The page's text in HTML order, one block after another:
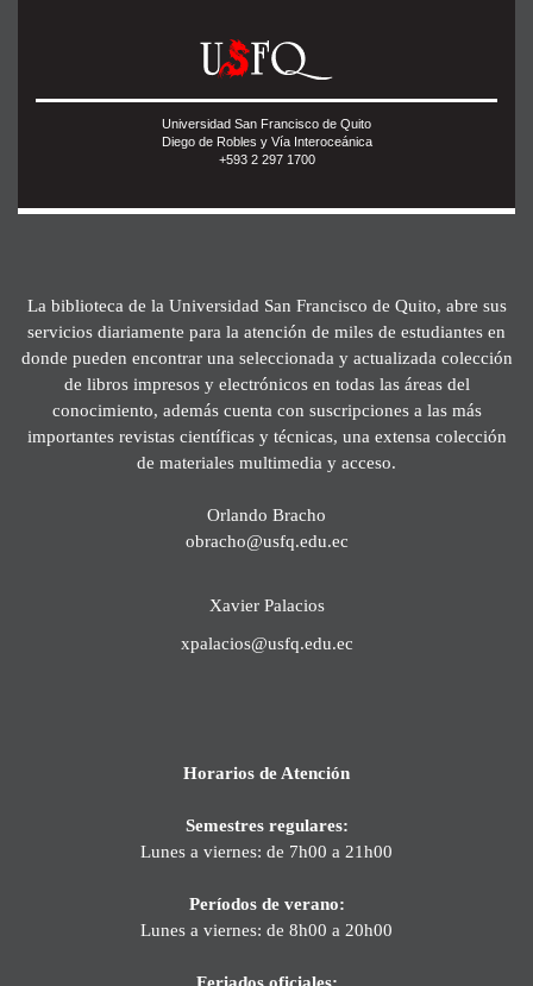
Universidad San Francisco de Quito
Diego de Robles y Vía Interoceánica
+593 2 297 1700
La biblioteca de la Universidad San Francisco de Quito, abre sus
servicios diariamente para la atención de miles de estudiantes en
donde pueden encontrar una seleccionada y actualizada colección
de libros impresos y electrónicos en todas las áreas del
conocimiento, además cuenta con suscripciones a las más
importantes revistas científicas y técnicas, una extensa colección
de materiales multimedia y acceso.
Orlando Bracho
obracho@usfq.edu.ec
Xavier Palacios
xpalacios@usfq.edu.ec
Horarios de Atención
Semestres regulares:
Lunes a viernes: de 7h00 a 21h00
Períodos de verano:
Lunes a viernes: de 8h00 a 20h00
Feriados oficiales: